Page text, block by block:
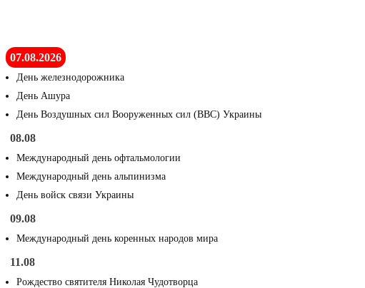
07.08.2026
День железнодорожника
День Ашура
День Воздушных сил Вооруженных сил (ВВС) Украины
08.08
Международный день офтальмологии
Международный день альпинизма
День войск связи Украины
09.08
Международный день коренных народов мира
11.08
Рождество святителя Николая Чудотворца